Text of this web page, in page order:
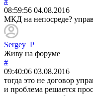
08:59:56 04.08.2016
МКД на непосреде?
Sergey_P
Живу на форуме
#
09:40:06 03.08.2016
тогда это не договор
и проблема решается